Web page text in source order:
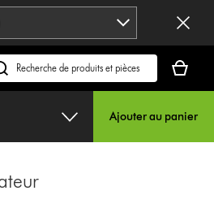
panier
est
Ajouter au panier